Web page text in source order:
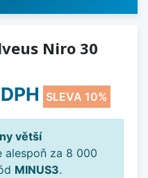
Niro 30
SLEVA 10%
větší
alespoň za 8 000
MINUS3.